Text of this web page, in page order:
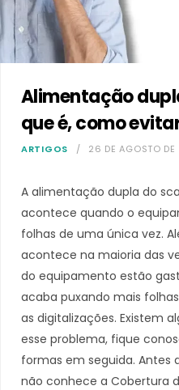
Alimentação
que é, como
ARTIGOS 26 DE AGOSTO
A alimentação dupla do
acontece quando o
folhas de uma única vez.
acontece na maioria das
do equipamento estão
acaba puxando mais
as digitalizações. Existem
esse problema, fique
formas em seguida. Antes
não conhece a Cobertura